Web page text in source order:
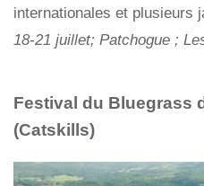
internationales et plusieurs
18-21 juillet; Patchogue ;
Festival du Bluegrass
(Catskills)